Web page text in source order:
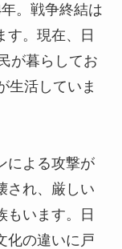
。戦争終結は
す。現在、日
が暮らしてお
生活していま
による攻撃が
され、厳しい
もいます。日
化の違いに戸